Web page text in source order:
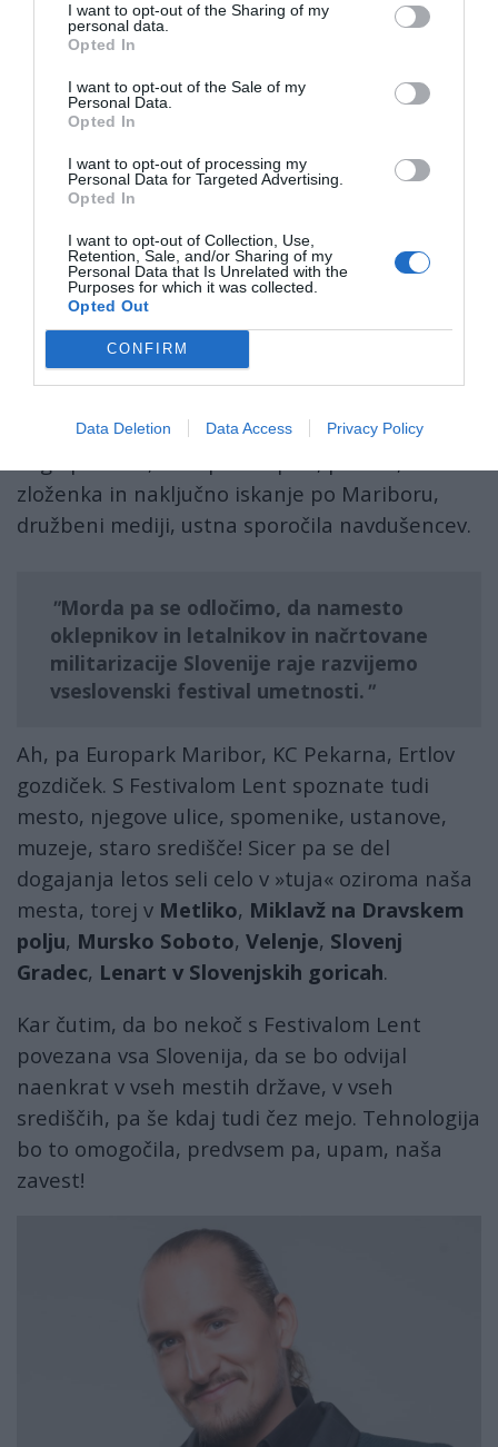
I want to opt-out of the Sharing of my
personal data.
Opted In
I want to opt-out of the Sale of my
Personal Data.
Opted In
I want to opt-out of processing my
Personal Data for Targeted Advertising.
Opted In
I want to opt-out of Collection, Use,
Retention, Sale, and/or Sharing of my
Personal Data that Is Unrelated with the
Purposes for which it was collected.
Opted Out
CONFIRM
Data Deletion Data Access Privacy Policy
Mednarodni filmski festival
animiranimi filmi (Razstavni prostor Obrat),
Klub KGB, II. gimnazija Maribor (mjuzikli). Oder
predstave, otroški folkart, ples, lutke,
pravljice, delavnice in predstavitve). Tam bo
tudi predstava Juri Muri v Afriki pleše. Pokojni
Tone Pavčekbi se gotovo veselil, da Juri Muri
veselo živi naprej, in celo pleše! Še dva muzeja
sta se v Mariboru vključila v Festival Lent in
dodala svoji dvorišči umetnosti: dvorišče
Pokrajinskega muzeja Maribor. Najbrž smo
zloženka in naključno iskanje po Mariboru,
družbeni mediji, ustna sporočila navdušencev.
Morda pa se odločimo, da namesto
oklepnikov in letalnikov in načrtovane
militarizacije Slovenije raje razvijemo
vseslovenski festival umetnosti.
Ah, pa Europark Maribor, KC Pekarna, Ertlov
gozdiček. S Festivalom Lent spoznate tudi
mesto, njegove ulice, spomenike, ustanove,
muzeje, staro središče! Sicer pa se del
dogajanja letos seli celo v »tuja« oziroma naša
mesta, torej v Metliko, Miklavž na Dravskem
polju, Mursko Soboto, Velenje, Slovenj
Gradec, Lenart v Slovenjskih goricah.
Kar čutim, da bo nekoč s Festivalom Lent
povezana vsa Slovenija, da se bo odvijal
naenkrat v vseh mestih države, v vseh
središčih, pa še kdaj tudi čez mejo. Tehnologija
bo to omogočila, predvsem pa, upam, naša
zavest!